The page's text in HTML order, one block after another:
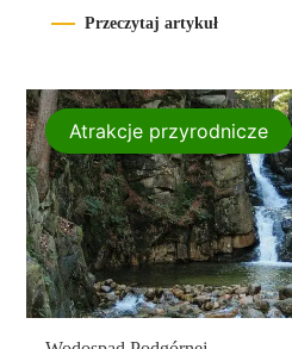
Przeczytaj artykuł
Atrakcje przyrodnicze